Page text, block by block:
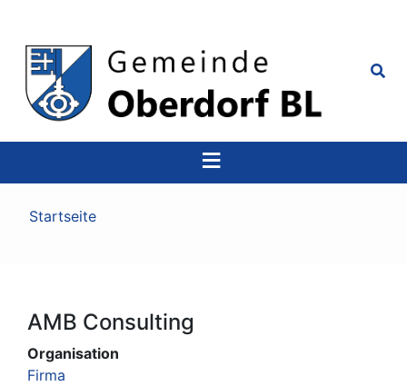
Pfadnavigation
Startseite
AMB Consulting
Organisation
Firma